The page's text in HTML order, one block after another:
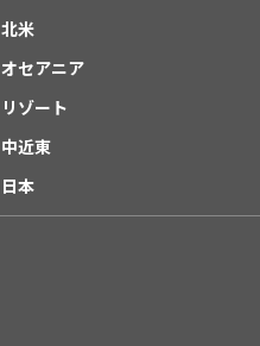
北米
オセアニア
リゾート
中近東
日本